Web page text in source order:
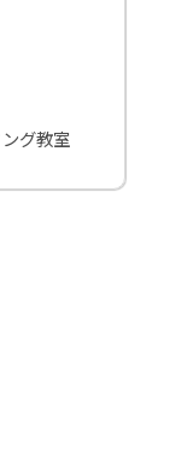
グ教室